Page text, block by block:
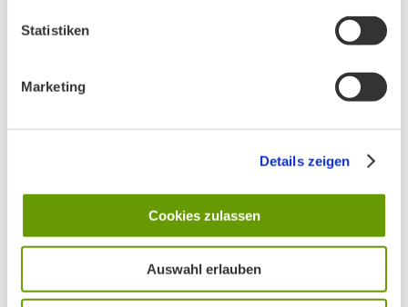
Statistiken
Marketing
Details zeigen
Cookies zulassen
Auswahl erlauben
PHONSTUDIO Sendung Juli 2026
Neue Bio Genusstour
Ankündigung Jahres-Mitgliederversammlung